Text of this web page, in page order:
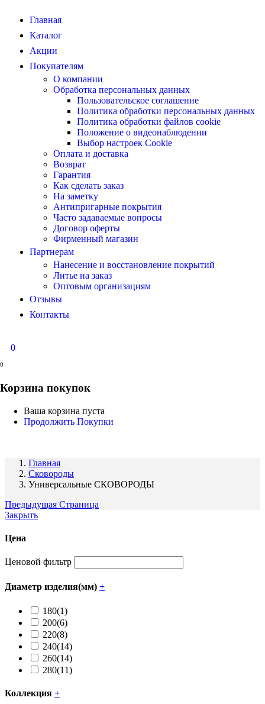
Главная
Каталог
Акции
Покупателям
О компании
Обработка персональных данных
Пользовательское соглашение
Политика обработки персональных данных
Политика обработки файлов cookie
Положение о видеонаблюдении
Выбор настроек Cookie
Оплата и доставка
Возврат
Гарантия
Как сделать заказ
На заметку
Антипригарные покрытия
Часто задаваемые вопросы
Договор оферты
Фирменный магазин
Партнерам
Нанесение и восстановление покрытий
Литье на заказ
Оптовым организациям
Отзывы
Контакты
0
0
Корзина покупок
Ваша корзина пуста
Продолжить Покупки
Главная
Сковороды
Универсальные СКОВОРОДЫ
Предыдущая Страница
Закрыть
Цена
Ценовой фильтр
Диаметр изделия(мм) +
180(1)
200(6)
220(8)
240(14)
260(14)
280(11)
Коллекция +